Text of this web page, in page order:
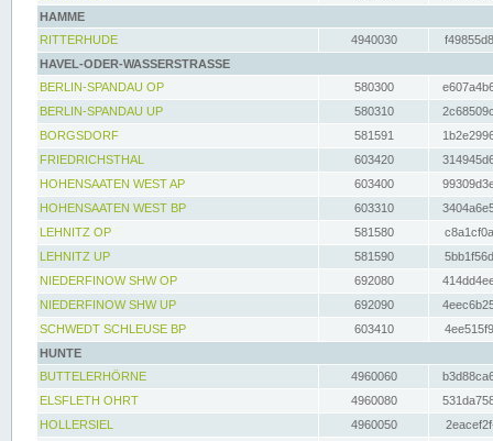
HAMME
RITTERHUDE
4940030
HAVEL-ODER-WASSERSTRASSE
BERLIN-SPANDAU OP
580300
BERLIN-SPANDAU UP
580310
BORGSDORF
581591
FRIEDRICHSTHAL
603420
HOHENSAATEN WEST AP
603400
HOHENSAATEN WEST BP
603310
LEHNITZ OP
581580
LEHNITZ UP
581590
NIEDERFINOW SHW OP
692080
NIEDERFINOW SHW UP
692090
SCHWEDT SCHLEUSE BP
603410
HUNTE
BUTTELERHÖRNE
4960060
ELSFLETH OHRT
4960080
HOLLERSIEL
4960050